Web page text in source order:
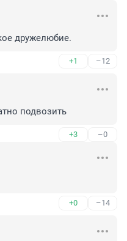
дружелюбие.
+1 –12
подвозить
+3 –0
+0 –14